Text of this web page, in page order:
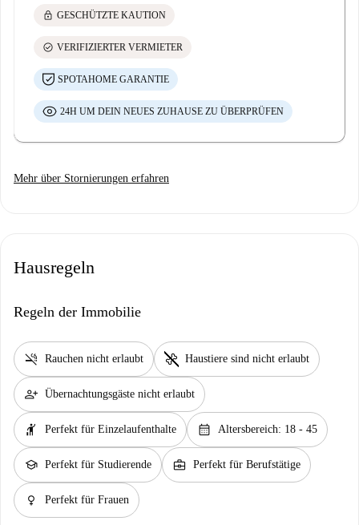
lock GESCHÜTZTE KAUTION
check_circle VERIFIZIERTER VERMIETER
SPOTAHOME GARANTIE
24H UM DEIN NEUES ZUHAUSE ZU ÜBERPRÜFEN
Mehr über Stornierungen erfahren
Hausregeln
Regeln der Immobilie
smoke_free Rauchen nicht erlaubt pet_supplies Haustiere sind nicht erlaubt
person_add Übernachtungsgäste nicht erlaubt
hail Perfekt für Einzelaufenthalte calendar_month Altersbereich: 18 - 45
school Perfekt für Studierende business_center Perfekt für Berufstätige
female Perfekt für Frauen